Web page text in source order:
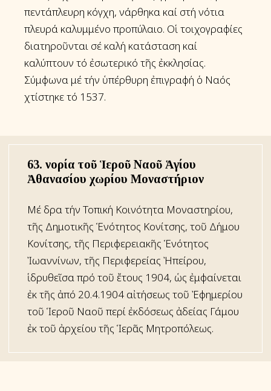
πεντάπλευρη κόγχη, νάρθηκα καί στή νότια
πλευρά καλυμμένο προπύλαιο. Οἱ τοιχογραφίες
διατηροῦνται σέ καλή κατάσταση καί
καλύπτουν τό ἐσωτερικό τῆς ἐκκλησίας.
Σύμφωνα μέ τήν ὑπέρθυρη ἐπιγραφή ὁ Ναός
χτίστηκε τό 1537.
63. Ἐνορία τοῦ Ἱεροῦ Ναοῦ Ἁγίου
Ἀθανασίου χωρίου Μοναστήριον
Μέ ἕδρα τήν Τοπική Κοινότητα Μοναστηρίου,
τῆς Δημοτικῆς Ἑνότητος Κονίτσης, τοῦ Δήμου
Κονίτσης, τῆς Περιφερειακῆς Ἑνότητος
Ἰωαννίνων, τῆς Περιφερείας Ἠπείρου,
ἱδρυθεῖσα πρό τοῦ ἔτους 1904, ὡς ἐμφαίνεται
ἐκ τῆς ἀπό 20.4.1904 αἰτήσεως τοῦ Ἐφημερίου
τοῦ Ἱεροῦ Ναοῦ περί ἐκδόσεως ἀδείας Γάμου
ἐκ τοῦ ἀρχείου τῆς Ἱερᾶς Μητροπόλεως.